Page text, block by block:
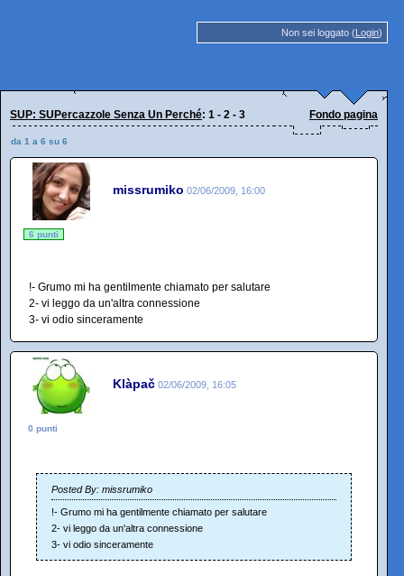
Non sei loggato (Login)
SUP: SUPercazzole Senza Un Perché: 1 - 2 - 3 Fondo pagina
da 1 a 6 su 6
missrumiko 02/06/2009, 16:00
6 punti
!- Grumo mi ha gentilmente chiamato per salutare
2- vi leggo da un'altra connessione
3- vi odio sinceramente
Klàpač 02/06/2009, 16:05
0 punti
Posted By: missrumiko
!- Grumo mi ha gentilmente chiamato per salutare
2- vi leggo da un'altra connessione
3- vi odio sinceramente